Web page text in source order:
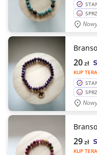
KUP
20zł
KUP
29zł